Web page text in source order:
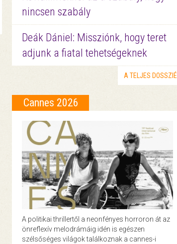
nincsen szabály
Deák Dániel: Missziónk, hogy teret
adjunk a fiatal tehetségeknek
A TELJES DOSSZIÉ
Cannes 2026
A politikai thrillertől a neonfényes horroron át az
önreflexív melodrámáig idén is egészen
szélsőséges világok találkoznak a cannes-i